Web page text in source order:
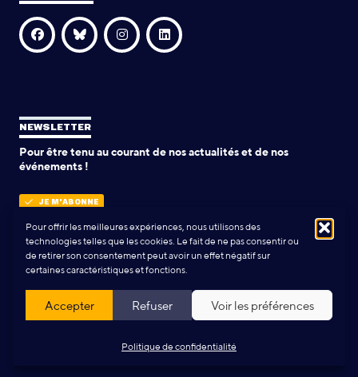
Pour offrir les meilleures expériences, nous utilisons des
technologies telles que les cookies. Le fait de ne pas consentir ou
de retirer son consentement peut avoir un effet négatif sur
certaines caractéristiques et fonctions.
Accepter Refuser Voir les préférences
Politique de confidentialité
NEWSLETTER
Pour être tenu au courant de nos actualités et de nos
événements !
JE M'ABONNE
POLITIQUE DE CONFIDENTIALITÉ
Thibaut Caroli